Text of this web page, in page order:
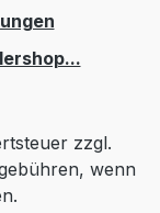
zzgl.
wenn